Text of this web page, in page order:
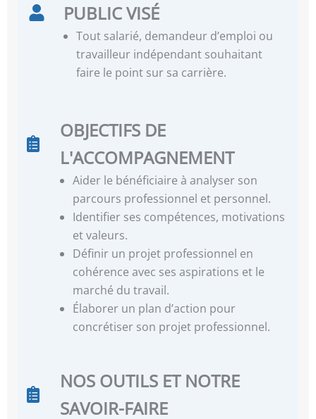
PUBLIC VISÉ
Tout salarié, demandeur d’emploi ou
travailleur indépendant souhaitant
faire le point sur sa carrière.
OBJECTIFS DE
L'ACCOMPAGNEMENT
Aider le bénéficiaire à analyser son
parcours professionnel et personnel.
Identifier ses compétences, motivations
et valeurs.
Définir un projet professionnel en
cohérence avec ses aspirations et le
marché du travail.
Élaborer un plan d’action pour
concrétiser son projet professionnel.
NOS OUTILS ET NOTRE
SAVOIR-FAIRE